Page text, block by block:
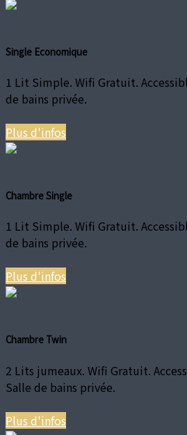
Single Economique
1 Lit Simple. Wifi Gratuit.
de bains privée.
Plus d'infos
Chambre Single
1 Lit Simple. Wifi Gratuit.
de bains privée.
Plus d'infos
Chambre Twin
2 Lits jumeaux. Wifi Gratuit.
Salle de bains privée.
Plus d'infos